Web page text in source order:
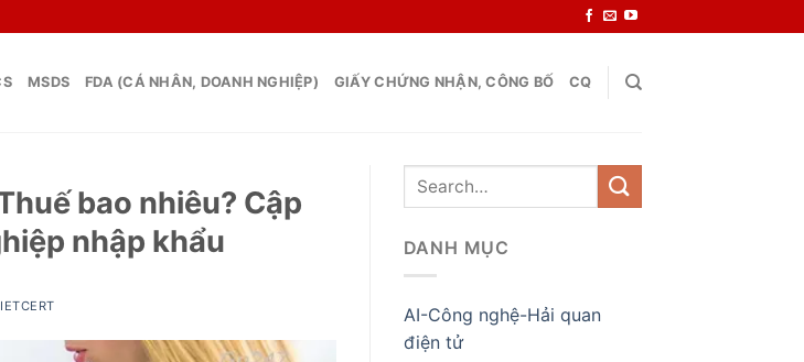
MSDS FDA (CÁ NHÂN, DOANH NGHIỆP) GIẤY CHỨNG NHẬN, CÔNG BỐ CQ
bao nhiêu? Cập
nhập khẩu
DANH MỤC
AI-Công nghệ-Hải quan
điện tử